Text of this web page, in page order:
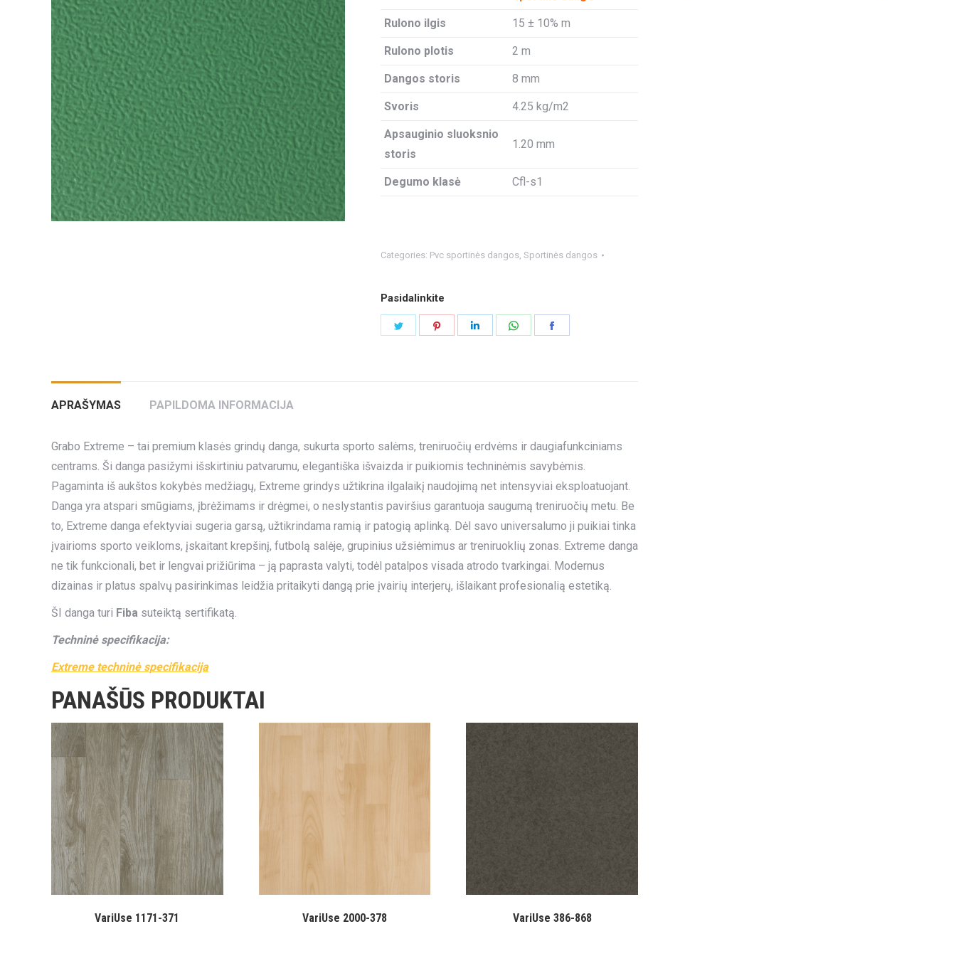
Rulono ilgis 15 ± 10% m
Rulono plotis 2 m
Dangos storis 8 mm
Svoris 4.25 kg/m2
Apsauginio sluoksnio
storis
1.20 mm
Degumo klasė Cfl-s1
Categories: Pvc sportinės dangos, Sportinės dangos
Pasidalinkite
Share
Share
APRAŠYMAS PAPILDOMA INFORMACIJA
Grabo Extreme – tai premium klasės grindų danga, sukurta sporto salėms, treniruočių erdvėms ir daugiafunkciniams
centrams. Ši danga pasižymi išskirtiniu patvarumu, elegantiška išvaizda ir puikiomis techninėmis savybėmis.
Pagaminta iš aukštos kokybės medžiagų, Extreme grindys užtikrina ilgalaikį naudojimą net intensyviai eksploatuojant.
Danga yra atspari smūgiams, įbrėžimams ir drėgmei, o neslystantis paviršius garantuoja saugumą treniruočių metu. Be
to, Extreme danga efektyviai sugeria garsą, užtikrindama ramią ir patogią aplinką. Dėl savo universalumo ji puikiai tinka
įvairioms sporto veikloms, įskaitant krepšinį, futbolą salėje, grupinius užsiėmimus ar treniruoklių zonas. Extreme danga
ne tik funkcionali, bet ir lengvai prižiūrima – ją paprasta valyti, todėl patalpos visada atrodo tvarkingai. Modernus
dizainas ir platus spalvų pasirinkimas leidžia pritaikyti dangą prie įvairių interjerų, išlaikant profesionalią estetiką.
ŠI danga turi Fiba suteiktą sertifikatą.
Techninė specifikacija:
Extreme techninė specifikacija
PANAŠŪS PRODUKTAI
VariUse 1171-371 VariUse 2000-378 VariUse 386-868